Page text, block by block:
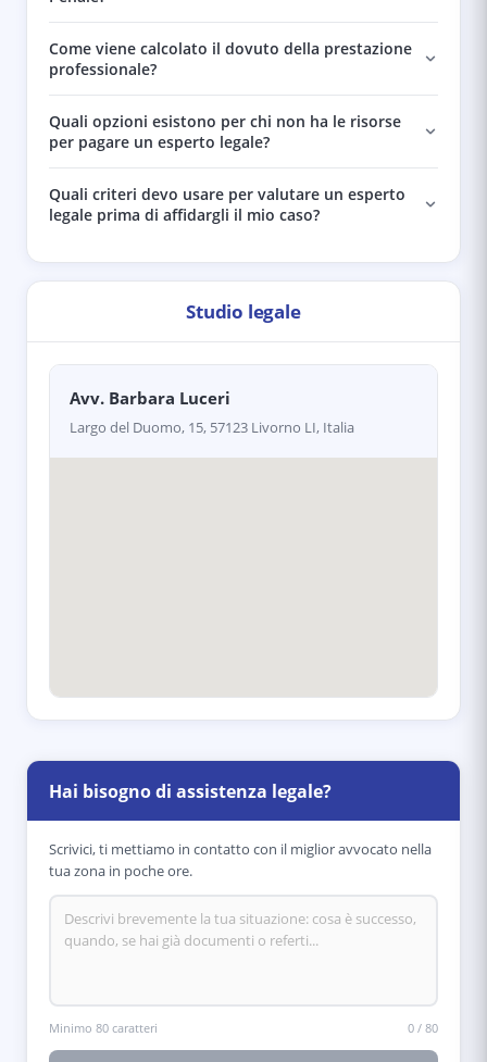
Come viene calcolato il dovuto della prestazione
professionale?
Quali opzioni esistono per chi non ha le risorse
per pagare un esperto legale?
Quali criteri devo usare per valutare un esperto
legale prima di affidargli il mio caso?
Studio legale
Avv. Barbara Luceri
Largo del Duomo, 15, 57123 Livorno LI, Italia
Hai bisogno di assistenza legale?
Scrivici, ti mettiamo in contatto con il miglior avvocato nella
tua zona in poche ore.
Minimo 80 caratteri 0 / 80